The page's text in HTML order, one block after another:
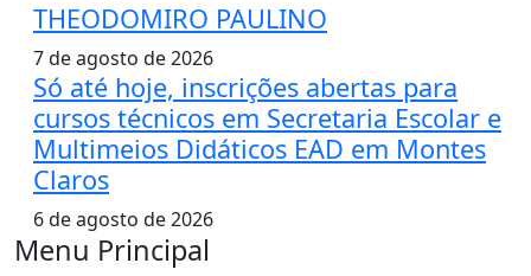
THEODOMIRO PAULINO
7 de agosto de 2026
Só até hoje, inscrições abertas para
cursos técnicos em Secretaria Escolar e
Multimeios Didáticos EAD em Montes
Claros
6 de agosto de 2026
Menu Principal